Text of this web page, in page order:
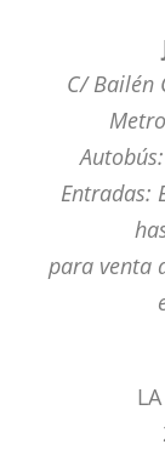
C/ Bailén
Entradas:
para venta